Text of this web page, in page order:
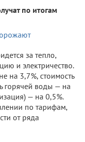
по итогам
за тепло,
и электричество.
на 3,7%, стоимость
горячей воды — на
— на 0,5%.
по тарифам,
от ряда